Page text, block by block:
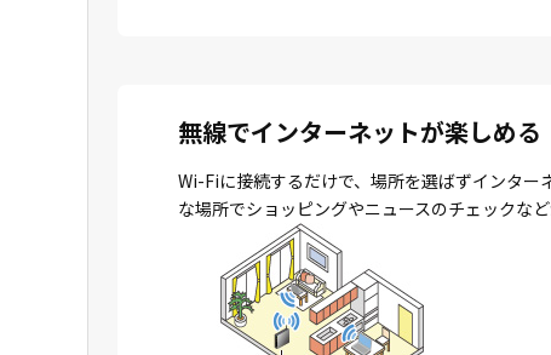
無線でインターネットが楽しめる
Wi-Fiに接続するだけで、場所を選ばずインタ
な場所でショッピングやニュースのチェックなど